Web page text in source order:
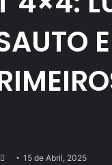
Send15 de Abril, 2025